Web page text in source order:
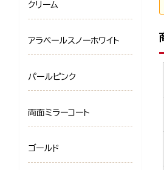
クリーム
アラベールスノーホワイト
パールピンク
両面ミラーコート
ゴールド